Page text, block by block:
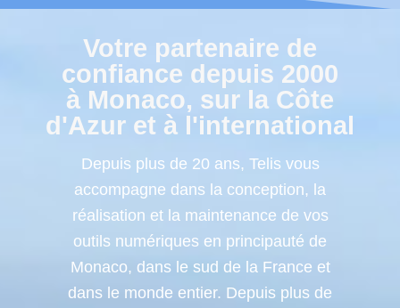
Votre partenaire de
confiance depuis 2000
à Monaco, sur la Côte
d'Azur et à l'international
Depuis plus de 20 ans, Telis vous
accompagne dans la conception, la
réalisation et la maintenance de vos
outils numériques en principauté de
Monaco, dans le sud de la France et
dans le monde entier. Depuis plus de